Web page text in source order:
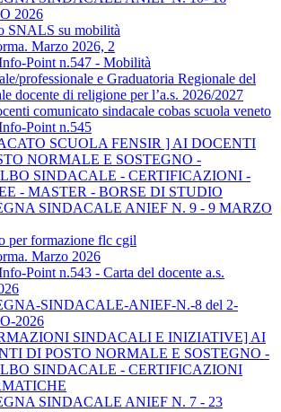
2026
SNALS su mobilità
Marzo 2026, 2
Point n.547 - Mobilità
professionale e Graduatoria Regionale del
docente di religione per l’a.s. 2026/2027
comunicato sindacale cobas scuola veneto
Point n.545
SCUOLA FENSIR ] AI DOCENTI
NORMALE E SOSTEGNO -
SINDACALE - CERTIFICAZIONI -
- MASTER - BORSE DI STUDIO
SINDACALE ANIEF N. 9 - 9 MARZO
per formazione flc cgil
Marzo 2026
Point n.543 - Carta del docente a.s.
SINDACALE-ANIEF-N.-8 del 2-
2026
SINDACALI E INIZIATIVE] AI
DI POSTO NORMALE E SOSTEGNO -
SINDACALE - CERTIFICAZIONI
SINDACALE ANIEF N. 7 - 23